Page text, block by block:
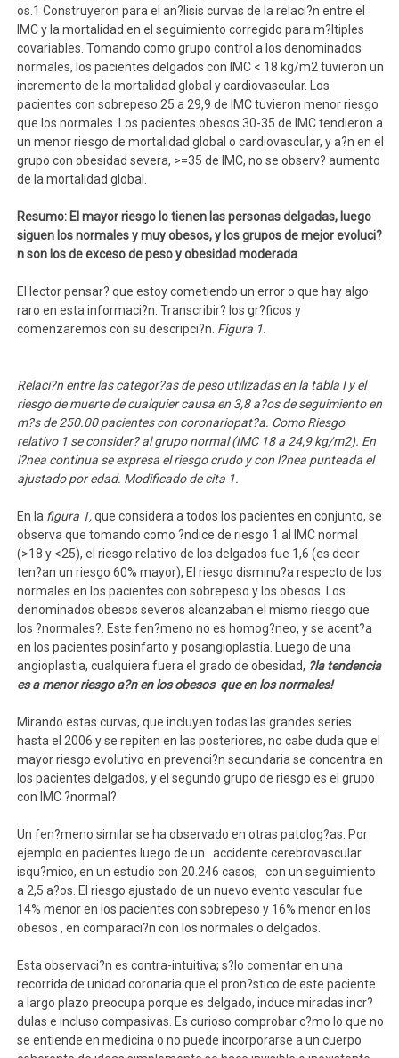
os.1 Construyeron para el an?lisis curvas de la relaci?n entre el
IMC y la mortalidad en el seguimiento corregido para m?ltiples
covariables. Tomando como grupo control a los denominados
normales, los pacientes delgados con IMC < 18 kg/m2 tuvieron un
incremento de la mortalidad global y cardiovascular. Los
pacientes con sobrepeso 25 a 29,9 de IMC tuvieron menor riesgo
que los normales. Los pacientes obesos 30-35 de IMC tendieron a
un menor riesgo de mortalidad global o cardiovascular, y a?n en el
grupo con obesidad severa, >=35 de IMC, no se observ? aumento
de la mortalidad global.
Resumo: El mayor riesgo lo tienen las personas delgadas, luego
siguen los normales y muy obesos, y los grupos de mejor evoluci?
n son los de exceso de peso y obesidad moderada
El lector pensar? que estoy cometiendo un error o que hay algo
raro en esta informaci?n. Transcribir? los gr?ficos y
comenzaremos con su descripci?n. Figura 1.
Relaci?n entre las categor?as de peso utilizadas en la tabla I y el
riesgo de muerte de cualquier causa en 3,8 a?os de seguimiento en
m?s de 250.00 pacientes con coronariopat?a. Como Riesgo
relativo 1 se consider? al grupo normal (IMC 18 a 24,9 kg/m2). En
l?nea continua se expresa el riesgo crudo y con l?nea punteada el
ajustado por edad. Modificado de cita 1.
En la figura 1,que considera a todos los pacientes en conjunto, se
observa que tomando como ?ndice de riesgo 1 al IMC normal
(>18 y <25), el riesgo relativo de los delgados fue 1,6 (es decir
ten?an un riesgo 60% mayor), El riesgo disminu?a respecto de los
normales en los pacientes con sobrepeso y los obesos. Los
denominados obesos severos alcanzaban el mismo riesgo que
los ?normales?. Este fen?meno no es homog?neo, y se acent?a
en los pacientes posinfarto y posangioplastia. Luego de una
angioplastia, cualquiera fuera el grado de obesidad, ?la tendencia
es a menor riesgo a?n en los obesos que en los normales!
Mirando estas curvas, que incluyen todas las grandes series
hasta el 2006 y se repiten en las posteriores, no cabe duda que el
mayor riesgo evolutivo en prevenci?n secundaria se concentra en
los pacientes delgados, y el segundo grupo de riesgo es el grupo
con IMC ?normal?.
Un fen?meno similar se ha observado en otras patolog?as. Por
ejemplo en pacientes luego de un accidente cerebrovascular
isqu?mico, en un estudio con 20.246 casos, con un seguimiento
a 2,5 a?os. El riesgo ajustado de un nuevo evento vascular fue
14% menor en los pacientes con sobrepeso y 16% menor en los
obesos , en comparaci?n con los normales o delgados.
Esta observaci?n es contra-intuitiva; s?lo comentar en una
recorrida de unidad coronaria que el pron?stico de este paciente
a largo plazo preocupa porque es delgado, induce miradas incr?
dulas e incluso compasivas. Es curioso comprobar c?mo lo que no
se entiende en medicina o no puede incorporarse a un cuerpo